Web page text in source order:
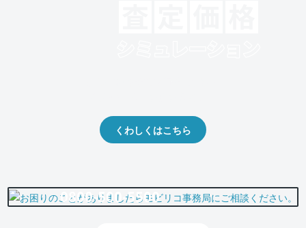
くわしくはこちら
0800-500-5500